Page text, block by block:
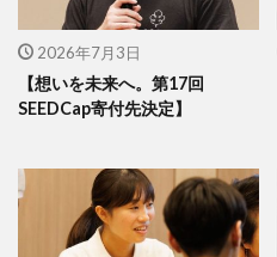
2026年7月3日
【想いを未来へ。第17回
SEEDCap寄付先決定】